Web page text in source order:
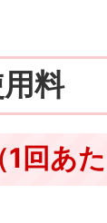
料
1回あ